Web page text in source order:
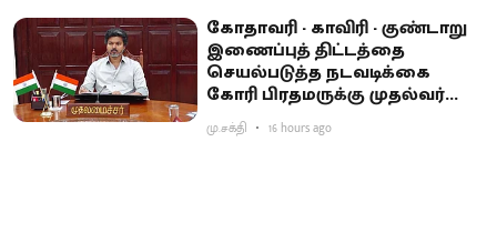
கோதாவரி - காவிரி - குண்டாறு
இணைப்புத் திட்டத்தை
செயல்படுத்த நடவடிக்கை
கோரி பிரதமருக்கு முதல்வர்
விஜய் கடிதம்
மு.சக்தி 16 hours ago